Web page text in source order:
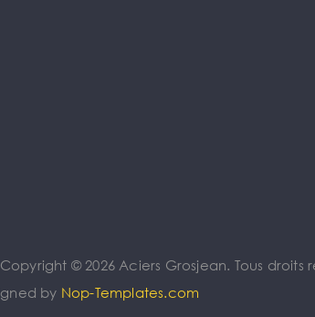
Copyright © 2026 Aciers Grosjean. Tous droits
by Nop-Templates.com